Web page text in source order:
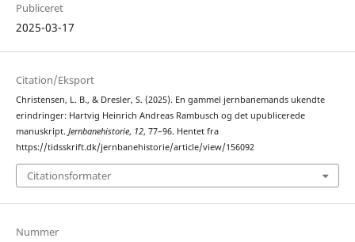
Publiceret
2025-03-17
Citation/Eksport
Christensen, L. B., & Dresler, S. (2025). En gammel jernbanemands ukendte
erindringer: Hartvig Heinrich Andreas Rambusch og det upublicerede
manuskript. Jernbanehistorie, 12, 77–96. Hentet fra
https://tidsskrift.dk/jernbanehistorie/article/view/156092
Citationsformater
Nummer